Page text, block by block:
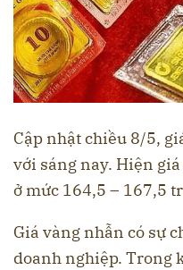
Cập nhật chiều 8/5,
với sáng nay. Hiện
ở mức 164,5 – 167,5
Giá vàng nhẫn có sự
doanh nghiệp. Trong